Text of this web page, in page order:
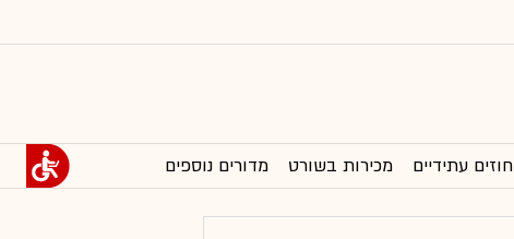
חוזים עתידיים מכירות בשורט מדורים נוספים